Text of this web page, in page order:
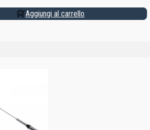
Aggiungi al carrello